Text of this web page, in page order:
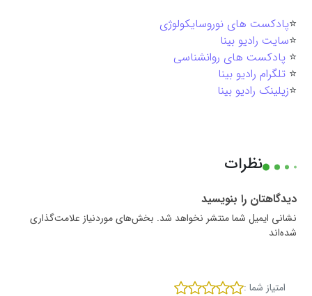
⭐️پادکست های نوروسایکولوژی
⭐️سایت رادیو بینا
⭐️پادکست های روانشناسی
⭐️تلگرام رادیو بینا
⭐️زیلینک رادیو بینا
نظرات
دیدگاهتان را بنویسید
نشانی ایمیل شما منتشر نخواهد شد. بخش‌های موردنیاز علامت‌گذاری
شده‌اند
امتیاز شما :